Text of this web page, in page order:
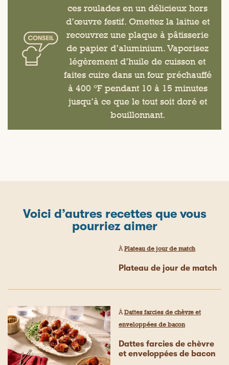
ces roulades en un délicieux hors
d’œuvre festif. Omettez la laitue et
recouvrez une plaque à pâtisserie
de papier d’aluminium. Vaporisez
légèrement d’huile de cuisson et
faites cuire dans un four préchauffé
à 400 °F pendant 10 à 15 minutes
jusqu’à ce que le tout soit doré et
bouillonnant.
Voici d’autres recettes que vous
pourriez aimer
ÀPlateau de jour de match
Plateau de jour de match
ÀDattes farcies de chèvre et
enveloppées de bacon
Dattes farcies de chèvre
et enveloppées de bacon